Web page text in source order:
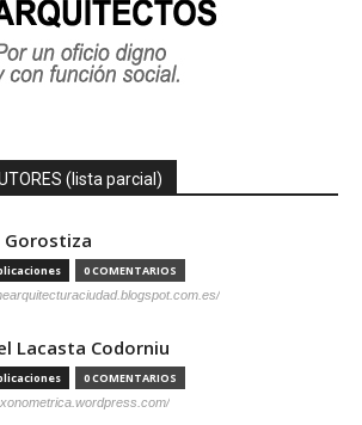
(lista parcial)
Gorostiza
0 COMENTARIOS
Lacasta Codorniu
0 COMENTARIOS